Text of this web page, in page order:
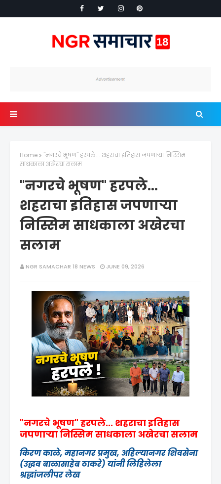
Home
"नगरचे भूषण" हरपले... शहराचा इतिहास जपणाऱ्या निस्सिम
साधकाला अखेरचा सलाम
"नगरचे भूषण" हरपले...
शहराचा इतिहास जपणाऱ्या
निस्सिम साधकाला अखेरचा
सलाम
NGR SAMACHAR 18 NEWS JUNE 09, 2026
"नगरचे भूषण" हरपले... शहराचा इतिहास
जपणाऱ्या निस्सिम साधकाला अखेरचा सलाम
किरण काळे, महानगर प्रमुख, अहिल्यानगर शिवसेना
(उद्धव बाळासाहेब ठाकरे) यांनी लिहिलेला
श्रद्धांजलीपर लेख